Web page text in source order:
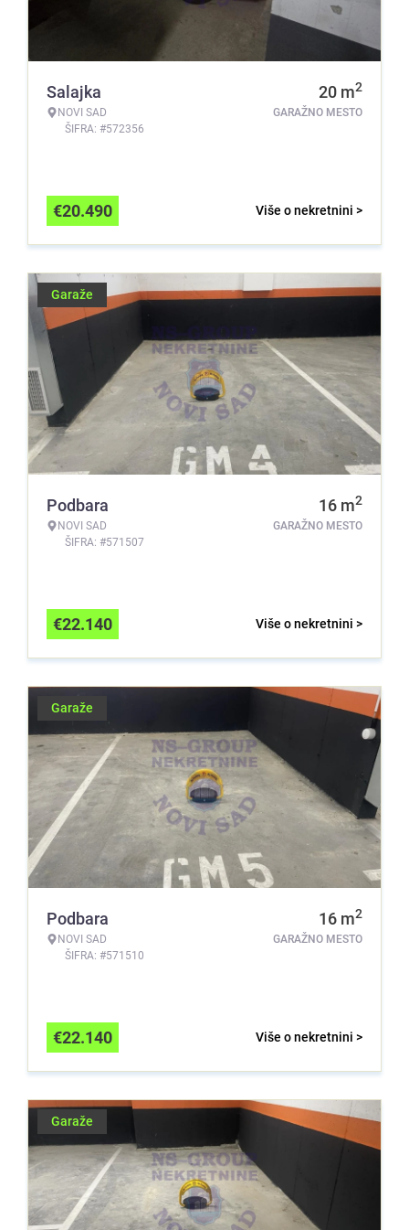
Salajka
NOVI SAD
ŠIFRA: #572356
20 m2
GARAŽNO MESTO
Više o nekretnini >
€20.490
Garaže
Podbara
NOVI SAD
ŠIFRA: #571507
16 m2
GARAŽNO MESTO
Više o nekretnini >
€22.140
Garaže
Podbara
NOVI SAD
ŠIFRA: #571510
16 m2
GARAŽNO MESTO
Više o nekretnini >
€22.140
Garaže